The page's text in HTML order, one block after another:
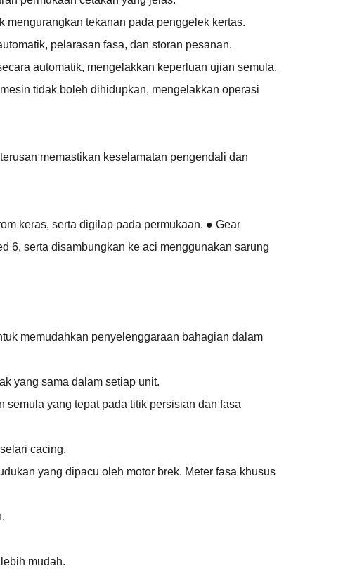
tekanan pada penggelek kertas.
pelarasan fasa, dan storan pesanan.
automatik, mengelakkan keperluan ujian semula.
tidak boleh dihidupkan, mengelakkan operasi
memastikan keselamatan pengendali dan
keras, serta digilap pada permukaan. ● Gear
6, serta disambungkan ke aci menggunakan sarung
memudahkan penyelenggaraan bahagian dalam
yang sama dalam setiap unit.
semula yang tepat pada titik persisian dan fasa
cacing.
yang dipacu oleh motor brek. Meter fasa khusus
mudah.